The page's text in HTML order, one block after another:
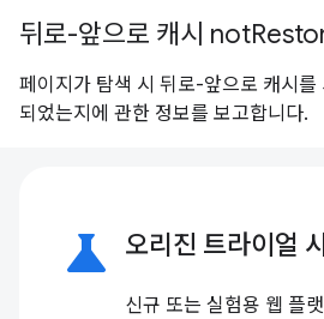
뒤로-앞으로 캐시
페이지가 탐색 시 뒤로-앞으로 캐시
되었는지에 관한 정보를 보고합니다.
science 오리진 트라이얼
신규 또는 실험용 웹 플